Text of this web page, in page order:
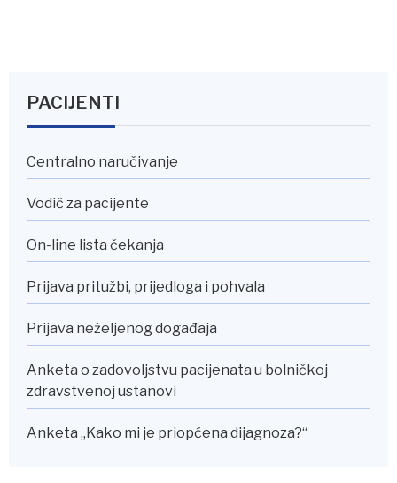
PACIJENTI
Centralno naručivanje
Vodič za pacijente
On-line lista čekanja
Prijava pritužbi, prijedloga i pohvala
Prijava neželjenog događaja
Anketa o zadovoljstvu pacijenata u bolničkoj
zdravstvenoj ustanovi
Anketa „Kako mi je priopćena dijagnoza?“